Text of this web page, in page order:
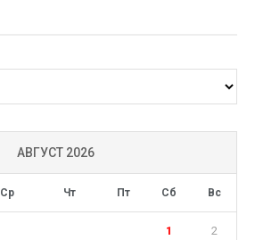
АВГУСТ 2026
Ср Чт Пт Сб Вс
1 2